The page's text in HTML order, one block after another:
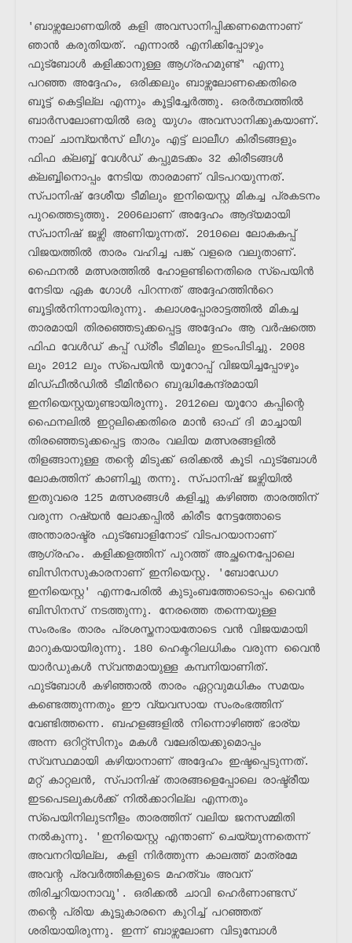
'ബാഴ്സലോണയിൽ കളി അവസാനിപ്പിക്കണമെന്നാണ്
ഞാൻ കരുതിയത്. എന്നാൽ എനിക്കിപ്പോഴും
ഫുട്ബോൾ കളിക്കാനുള്ള ആഗ്രഹമുണ്ട്' എന്നു
പറഞ്ഞ അദ്ദേഹം, ഒരിക്കലും ബാഴ്സലോണക്കെതിരെ
ബൂട്ട് കെട്ടില്ല എന്നും കൂട്ടിച്ചേർത്തു. ഒരർത്ഥത്തിൽ
ബാർസലോണയിൽ ഒരു യുഗം അവസാനിക്കുകയാണ്.
നാല് ചാമ്പ്യൻസ് ലീഗും എട്ട് ലാലീഗ കിരീടങ്ങളും
ഫിഫ ക്ലബ്ബ് വേൾഡ് കപ്പുമടക്കം 32 കിരീടങ്ങൾ
ക്ലബ്ബിനൊപ്പം നേടിയ താരമാണ് വിടപറയുന്നത്.
സ്പാനിഷ് ദേശീയ ടീമിലും ഇനിയെസ്റ്റ മികച്ച പ്രകടനം
പുറത്തെടുത്തു. 2006ലാണ് അദ്ദേഹം ആദ്യമായി
സ്പാനിഷ് ജഴ്സി അണിയുന്നത്. 2010ലെ ലോകകപ്പ്
വിജയത്തിൽ താരം വഹിച്ച പങ്ക് വളരെ വലുതാണ്.
ഫൈനൽ മത്സരത്തിൽ ഹോളണ്ടിനെതിരെ സ്പെയിൻ
നേടിയ ഏക ഗോൾ പിറന്നത് അദ്ദേഹത്തിൻറെ
ബൂട്ടിൽനിന്നായിരുന്നു. കലാശപ്പോരാട്ടത്തിൽ മികച്ച
താരമായി തിരഞ്ഞെടുക്കപ്പെട്ട അദ്ദേഹം ആ വർഷത്തെ
ഫിഫ വേൾഡ് കപ്പ് ഡ്രീം ടീമിലും ഇടംപിടിച്ചു. 2008
ലും 2012 ലും സ്പെയിൻ യൂറോപ്പ് വിജയിച്ചപ്പോഴും
മിഡ്ഫീൽഡിൽ ടീമിൻറെ ബുദ്ധികേന്ദ്രമായി
ഇനിയെസ്റ്റയുണ്ടായിരുന്നു. 2012ലെ യൂറോ കപ്പിന്റെ
ഫൈനലിൽ ഇറ്റലിക്കെതിരെ മാൻ ഓഫ് ദി മാച്ചായി
തിരഞ്ഞെടുക്കപ്പെട്ട താരം വലിയ മത്സരങ്ങളിൽ
തിളങ്ങാനുള്ള തന്റെ മിടുക്ക് ഒരിക്കൽ കൂടി ഫുട്ബോൾ
ലോകത്തിന് കാണിച്ചു തന്നു. സ്പാനിഷ് ജഴ്സിയിൽ
ഇതുവരെ 125 മത്സരങ്ങൾ കളിച്ചു കഴിഞ്ഞ താരത്തിന്
വരുന്ന റഷ്യൻ ലോക്കപ്പിൽ കിരീട നേട്ടത്തോടെ
അന്താരാഷ്ട്ര ഫുട്ബോളിനോട് വിടപറയാനാണ്
ആഗ്രഹം. കളിക്കളത്തിന് പുറത്ത് അച്ഛനെപ്പോലെ
ബിസിനസുകാരനാണ് ഇനിയെസ്റ്റ. 'ബോഡേഗ
ഇനിയെസ്റ്റ' എന്നപേരിൽ കുടുംബത്തോടൊപ്പം വൈൻ
ബിസിനസ് നടത്തുന്നു. നേരത്തെ തന്നെയുള്ള
സംരംഭം താരം പ്രശസ്തനായതോടെ വൻ വിജയമായി
മാറുകയായിരുന്നു. 180 ഹെക്ടറിലധികം വരുന്ന വൈൻ
യാർഡുകൾ സ്വന്തമായുള്ള കമ്പനിയാണിത്.
ഫുട്ബോൾ കഴിഞ്ഞാൽ താരം ഏറ്റവുമധികം സമയം
കണ്ടെത്തുന്നതും ഈ വ്യവസായ സംരംഭത്തിന്
വേണ്ടിത്തന്നെ. ബഹളങ്ങളിൽ നിന്നൊഴിഞ്ഞ് ഭാര്യ
അന്ന ഒറിറ്റ്സിനും മകൾ വലേരിയക്കുമൊപ്പം
സ്വസ്ഥമായി കഴിയാനാണ് അദ്ദേഹം ഇഷ്ടപ്പെടുന്നത്.
മറ്റ് കാറ്റലൻ, സ്പാനിഷ് താരങ്ങളെപ്പോലെ രാഷ്ട്രീയ
ഇടപെടലുകൾക്ക് നിൽക്കാറില്ല എന്നതും
സ്പെയിനിലുടനീളം താരത്തിന് വലിയ ജനസമ്മിതി
നൽകുന്നു. 'ഇനിയെസ്റ്റ എന്താണ് ചെയ്യുന്നതെന്ന്
അവനറിയില്ല, കളി നിർത്തുന്ന കാലത്ത് മാത്രമേ
അവന്റ പ്രവർത്തികളുടെ മഹത്വം അവന്
തിരിച്ചറിയാനാവൂ'. ഒരിക്കൽ ചാവി ഹെർണാണ്ടസ്
തന്റെ പ്രിയ കൂട്ടുകാരനെ കുറിച്ച് പറഞ്ഞത്
ശരിയായിരുന്നു. ഇന്ന് ബാഴ്സലോണ വിടുമ്പോൾ